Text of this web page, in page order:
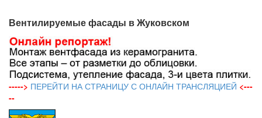
Вентилируемые фасады в Жуковском
-----> ПЕРЕЙТИ НА СТРАНИЦУ С ОНЛАЙН ТРАНСЛЯЦИЕЙ <---
--